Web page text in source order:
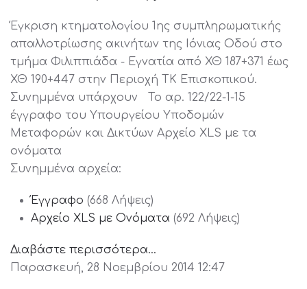
Έγκριση κτηματολογίου 1ης συμπληρωματικής
απαλλοτρίωσης ακινήτων της Ιόνιας Οδού στο
τμήμα Φιλιππιάδα - Εγνατία από ΧΘ 187+371 έως
ΧΘ 190+447 στην Περιοχή ΤΚ Επισκοπικού.
Συνημμένα υπάρχουν Το αρ. 122/22-1-15
έγγραφο του Υπουργείου Υποδομών
Μεταφορών και Δικτύων Αρχείο XLS με τα
ονόματα
Συνημμένα αρχεία:
Έγγραφο (668 Λήψεις)
Αρχείο XLS με Ονόματα (692 Λήψεις)
Διαβάστε περισσότερα...
Παρασκευή, 28 Νοεμβρίου 2014 12:47